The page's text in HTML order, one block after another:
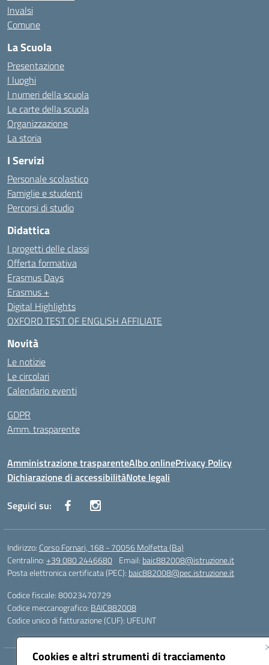
Cookies e altri strumenti di tracciamento
Invalsi
Comune
La Scuola
Presentazione
I luoghi
I numeri della scuola
Le carte della scuola
Organizzazione
La storia
I Servizi
Personale scolastico
Famiglie e studenti
Percorsi di studio
Didattica
I progetti delle classi
Offerta formativa
Erasmus Days
Erasmus +
Digital Highlights
OXFORD TEST OF ENGLISH AFFILIATE
Novità
Le notizie
Le circolari
Calendario eventi
GDPR
Amm. trasparente
Amministrazione trasparenteAlbo onlinePrivacy Policy
Dichiarazione di accessibilitàNote legali
Seguici su:
Indirizzo: Corso Fornari, 168 - 70056 Molfetta (Ba)
Centralino:+39 080 2446680 Email: baic882008@istruzione.it
Posta elettronica certificata (PEC): baic882008@pec.istruzione.it
Codice fiscale: 80023470729
Codice meccanografico: BAIC882008
Codice unico di fatturazione (CUF): UFEUNT